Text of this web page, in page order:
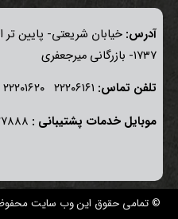
آدرس: خيابان شريعتی- پايين تر
١٧٣٧- بازرگانی میرجعفری
تلفن تماس:
موبايل خدمات پشتيبانی :
© تمامی حقوق این وب سایت